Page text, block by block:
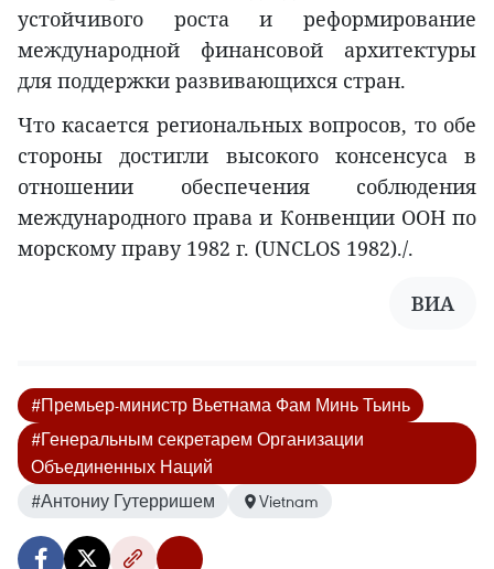
устойчивого роста и реформирование
международной финансовой архитектуры
для поддержки развивающихся стран.
Что касается региональных вопросов, то обе
стороны достигли высокого консенсуса в
отношении обеспечения соблюдения
международного права и Конвенции ООН по
морскому праву 1982 г. (UNCLOS 1982)./.
ВИА
#Премьер-министр Вьетнама Фам Минь Тьинь
#Генеральным секретарем Организации
Объединенных Наций
#Антониу Гутерришем
Vietnam